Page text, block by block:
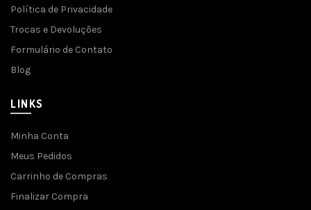
Política de Privacidade
Trocas e Devoluções
Formulário de Contato
Blog
LINKS
Minha Conta
Meus Pedidos
Carrinho de Compras
Finalizar Compra